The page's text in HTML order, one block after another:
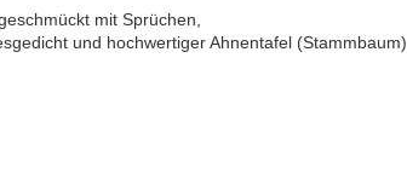
mit Sprüchen,
und hochwertiger Ahnentafel (Stammbaum)